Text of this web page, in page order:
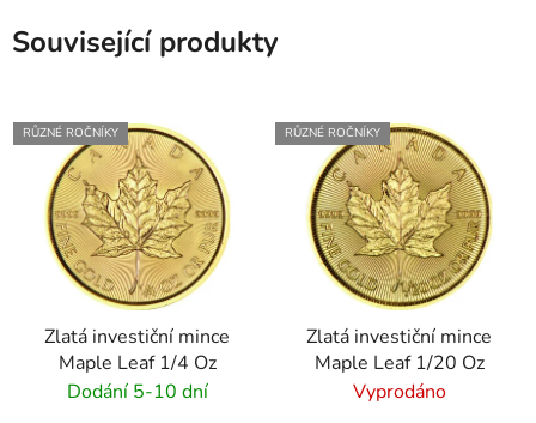
Související produkty
RŮZNÉ ROČNÍKY
Zlatá investiční mince
Maple Leaf 1/4 Oz
Dodání 5-10 dní
RŮZNÉ ROČNÍKY
Zlatá investiční mince
Maple Leaf 1/20 Oz
Vyprodáno